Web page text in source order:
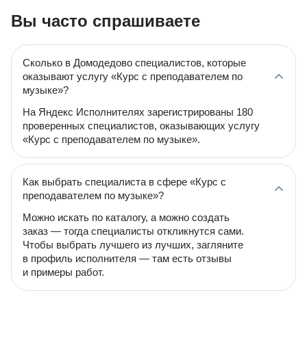
Вы часто спрашиваете
Сколько в Домодедово специалистов, которые
оказывают услугу «Курс с преподавателем по
музыке»?
На Яндекс Исполнителях зарегистрированы 180
проверенных специалистов, оказывающих услугу
«Курс с преподавателем по музыке».
Как выбрать специалиста в сфере «Курс с
преподавателем по музыке»?
Можно искать по каталогу, а можно создать
заказ — тогда специалисты откликнутся сами.
Чтобы выбрать лучшего из лучших, загляните
в профиль исполнителя — там есть отзывы
и примеры работ.